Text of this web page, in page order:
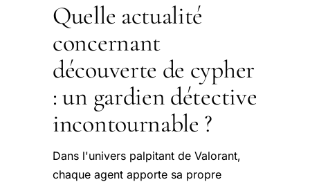
Quelle actualité
concernant
découverte de cypher
: un gardien détective
incontournable ?
Dans l'univers palpitant de Valorant,
chaque agent apporte sa propre